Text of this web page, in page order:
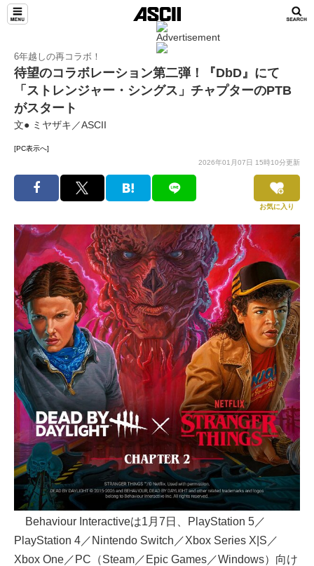
6年越しの再コラボ！
待望のコラボレーション第二弾！『DbD』にて
「ストレンジャー・シングス」チャプターのPTB
がスタート
文● ミヤザキ／ASCII
[PC表示へ]
2026年01月07日 15時10分更新
お気に入り
Behaviour Interactiveは1月7日、PlayStation 5／
PlayStation 4／Nintendo Switch／Xbox Series X|S／
Xbox One／PC（Steam／Epic Games／Windows）向け